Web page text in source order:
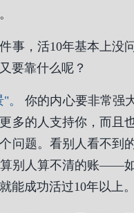
事，活10年基本上没
要靠什么呢？
。
你的内心要非常强
多的人支持你，而且
问题。看别人看不到
别人算不清的账——
能成功活过10年以上。